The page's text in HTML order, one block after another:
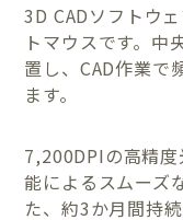
3D CADソフトウ
トマウスです。中
置し、CAD作業で
ます。
7,200DPIの高精
能によるスムーズ
た、約3か月間持